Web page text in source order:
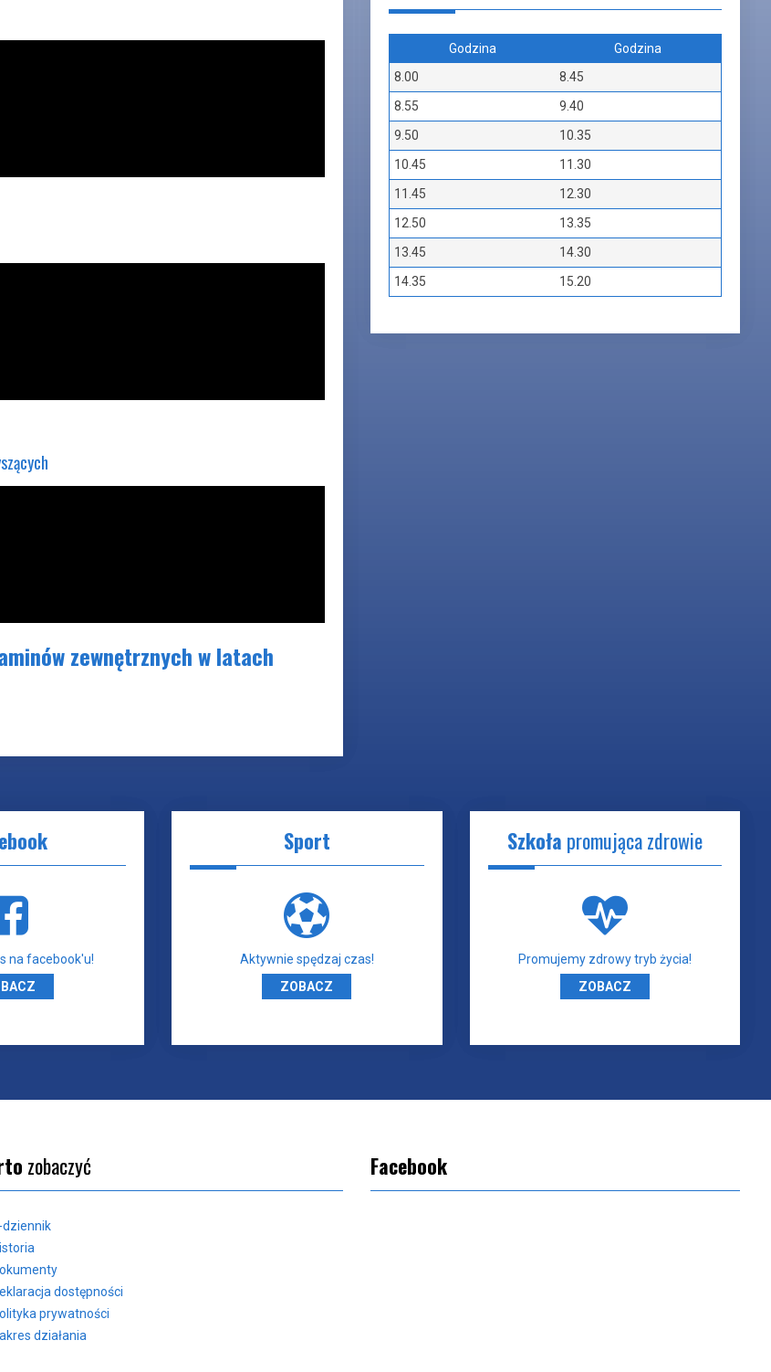
zewnętrznych w latach
Godzina
Godzina
8.00
8.45
8.55
9.40
9.50
10.35
10.45
11.30
11.45
12.30
12.50
13.35
13.45
14.30
14.35
15.20
na facebook'u!
Sport
Aktywnie spędzaj czas!
ZOBACZ
Szkoła promująca zdrowie
Promujemy zdrowy tryb życia!
ZOBACZ
zobaczyć
dziennik
dostępności
prywatności
działania
Facebook